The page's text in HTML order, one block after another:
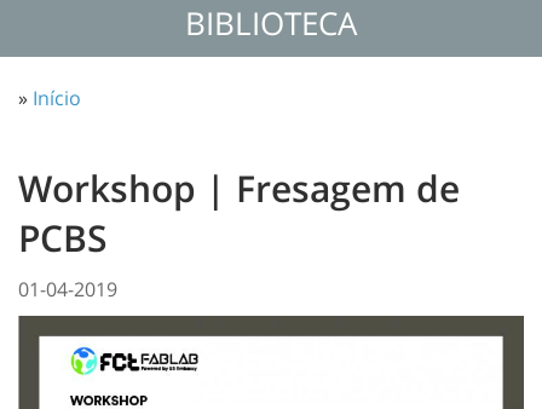
BIBLIOTECA
» Início
Workshop | Fresagem de
PCBS
01-04-2019